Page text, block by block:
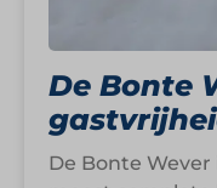
De Bonte
De Bonte Wever